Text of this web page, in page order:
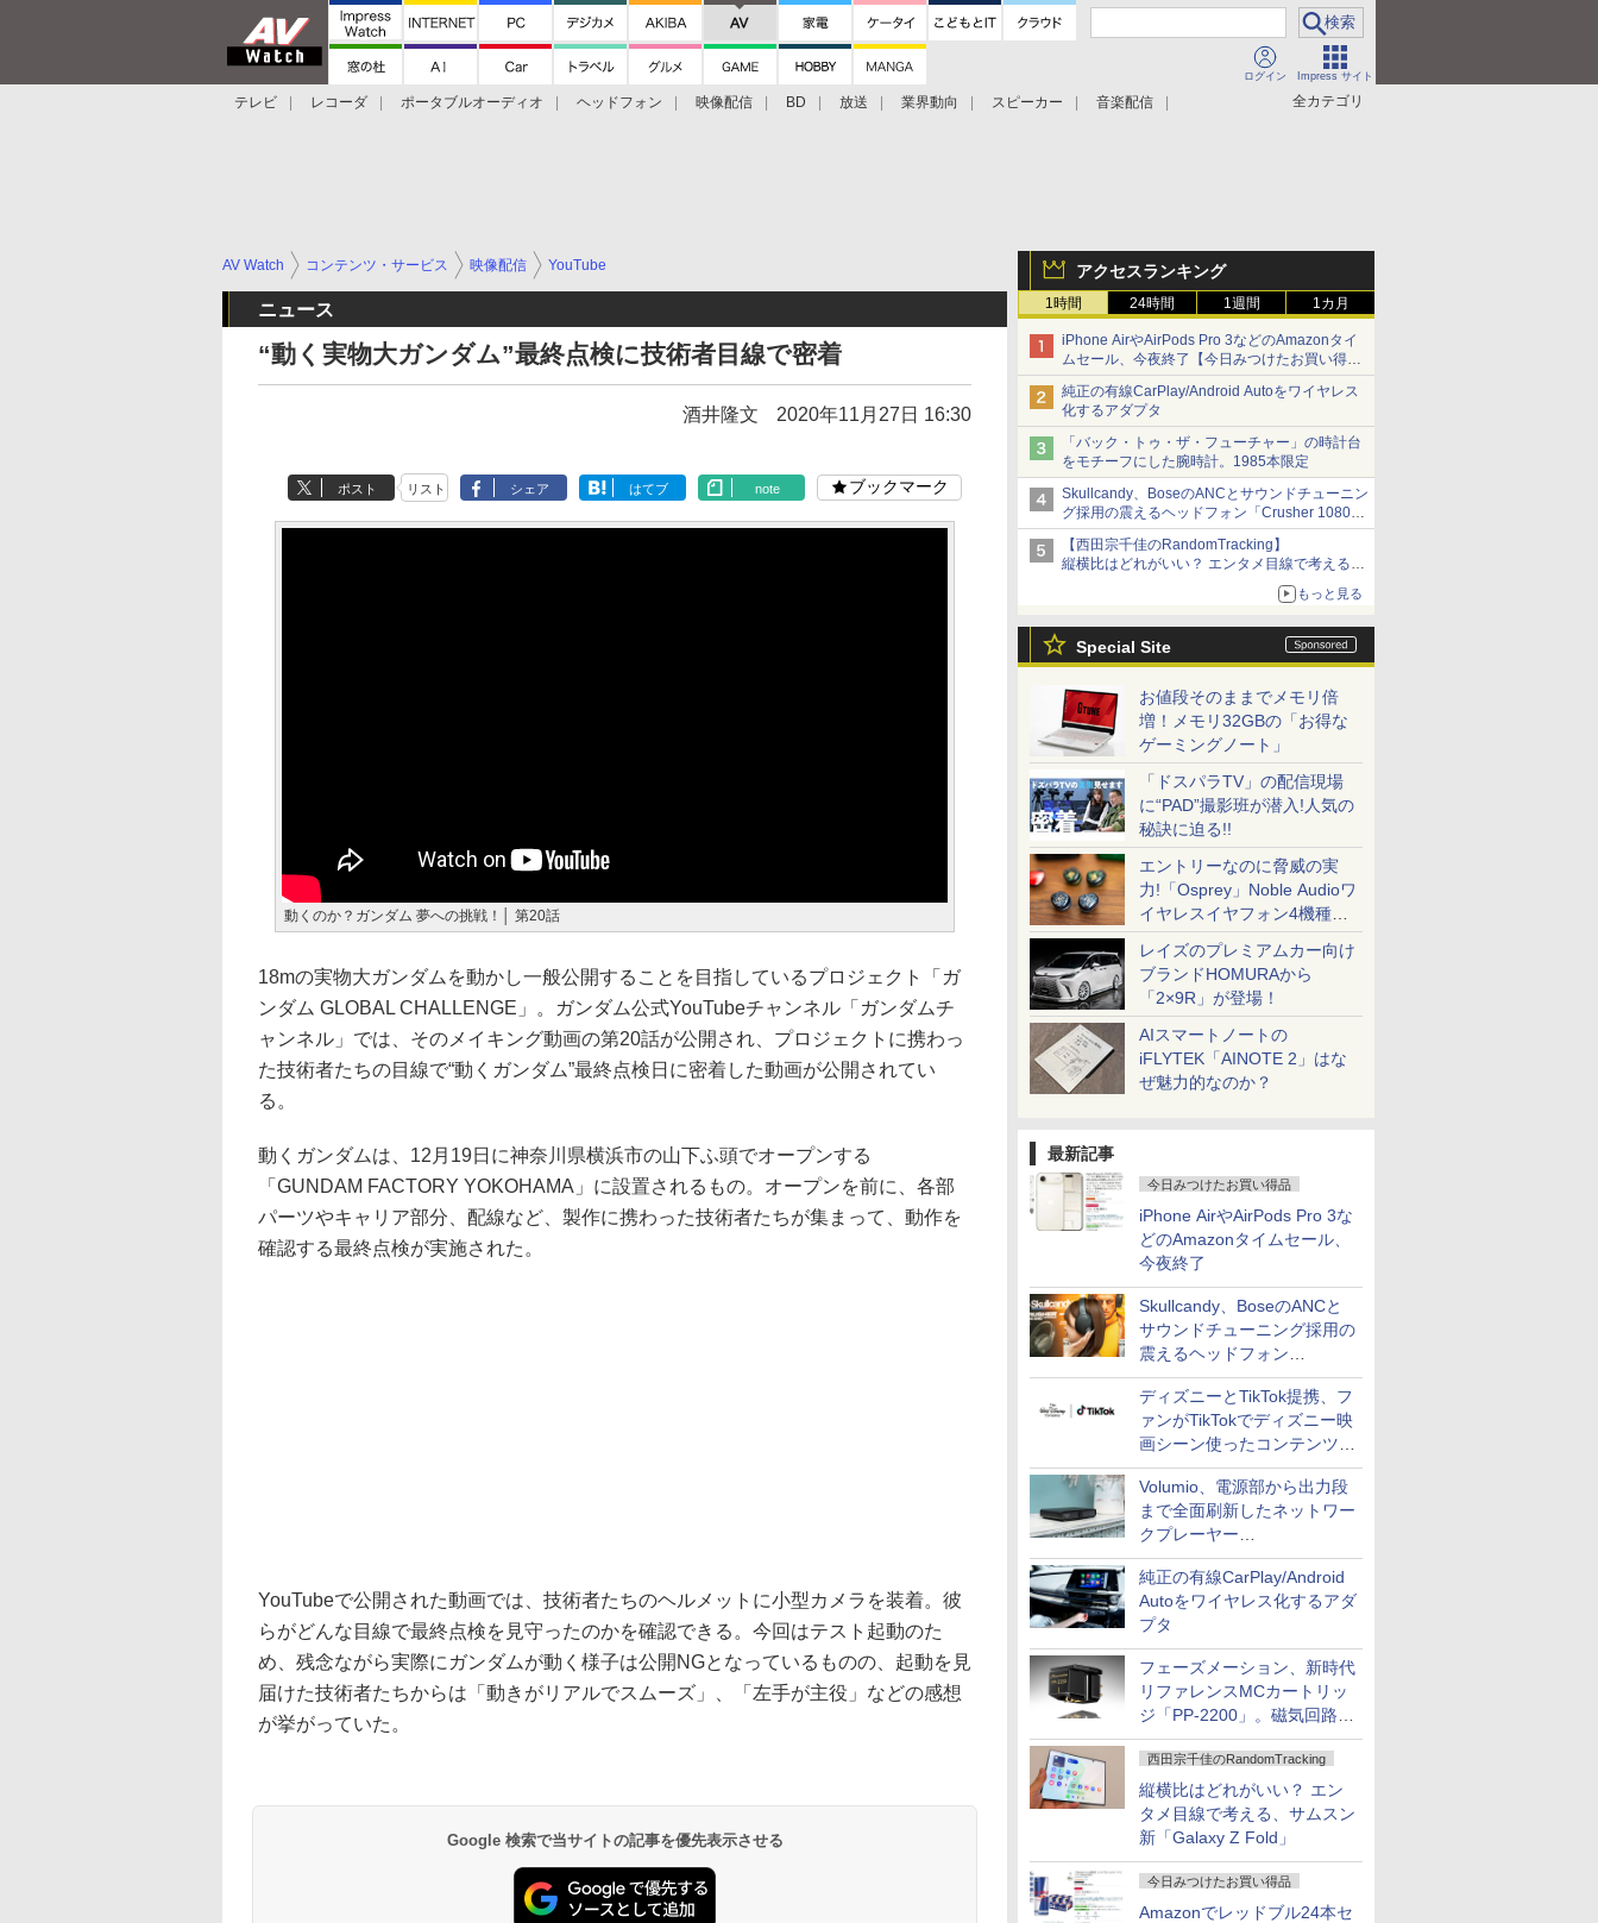
ログイン Impress サイト
全カテゴリ
テレビ レコーダ ポータブルオーディオ ヘッドフォン 映像配信 BD 放送 業界動向 スピーカー
音楽配信
アクセスランキング
1時間 24時間 1週間 1カ月
iPhone AirやAirPods Pro 3などのAmazonタイ
ムセール、今夜終了【今日みつけたお買い得
品】
純正の有線CarPlay/Android Autoをワイヤレス
化するアダプタ
「バック・トゥ・ザ・フューチャー」の時計台
をモチーフにした腕時計。1985本限定
Skullcandy、BoseのANCとサウンドチューニン
グ採用の震えるヘッドフォン「Crusher 1080
ANC」
【西田宗千佳のRandomTracking】
縦横比はどれがいい？ エンタメ目線で考える、
もっと見る
Special Site
お値段そのままでメモリ倍
増！メモリ32GBの「お得な
ゲーミングノート」
「ドスパラTV」の配信現場
に“PAD”撮影班が潜入!人気の
秘訣に迫る!!
エントリーなのに脅威の実
力!「Osprey」Noble Audioワ
イヤレスイヤフォン4機種を
一気に聴く
レイズのプレミアムカー向け
ブランドHOMURAから
「2×9R」が登場！
AIスマートノートの
iFLYTEK「AINOTE 2」はな
ぜ魅力的なのか？
最新記事
今日みつけたお買い得品
iPhone AirやAirPods Pro 3な
どのAmazonタイムセール、
今夜終了
Skullcandy、BoseのANCと
サウンドチューニング採用の
震えるヘッドフォン
「Crusher 1080 ANC」
ディズニーとTikTok提携、フ
ァンがTikTokでディズニー映
画シーン使ったコンテンツ制
作、Disney+にも配信
Volumio、電源部から出力段
まで全面刷新したネットワー
クプレーヤー
「Primo（2026）」
純正の有線CarPlay/Android
Autoをワイヤレス化するアダ
プタ
フェーズメーション、新時代
リファレンスMCカートリッ
ジ「PP-2200」。磁気回路や
ハウジングを根本から見直し
西田宗千佳のRandomTracking
縦横比はどれがいい？ エン
タメ目線で考える、サムスン
新「Galaxy Z Fold」
今日みつけたお買い得品
Amazonでレッドブル24本セ
AV Watch コンテンツ・サービス 映像配信 YouTube
ニュース
“動く実物大ガンダム”最終点検に技術者目線で密着
酒井隆文 2020年11月27日 16:30
ポスト リスト シェア はてブ note ブックマーク
動くのか？ガンダム 夢への挑戦！│ 第20話
18mの実物大ガンダムを動かし一般公開することを目指しているプロジェクト「ガ
ンダム GLOBAL CHALLENGE」。ガンダム公式YouTubeチャンネル「ガンダムチ
ャンネル」では、そのメイキング動画の第20話が公開され、プロジェクトに携わっ
た技術者たちの目線で“動くガンダム”最終点検日に密着した動画が公開されてい
る。
動くガンダムは、12月19日に神奈川県横浜市の山下ふ頭でオープンする
「GUNDAM FACTORY YOKOHAMA」に設置されるもの。オープンを前に、各部
パーツやキャリア部分、配線など、製作に携わった技術者たちが集まって、動作を
確認する最終点検が実施された。
YouTubeで公開された動画では、技術者たちのヘルメットに小型カメラを装着。彼
らがどんな目線で最終点検を見守ったのかを確認できる。今回はテスト起動のた
め、残念ながら実際にガンダムが動く様子は公開NGとなっているものの、起動を見
届けた技術者たちからは「動きがリアルでスムーズ」、「左手が主役」などの感想
が挙がっていた。
Google 検索で当サイトの記事を優先表示させる